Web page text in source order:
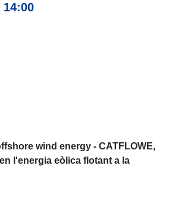
14:00
wind energy - CATFLOWE,
l'energia eòlica flotant a la